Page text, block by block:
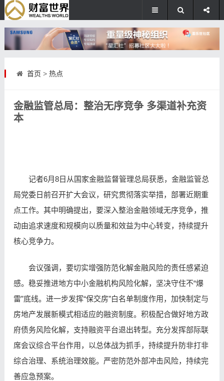
首页 > 热点
金融监管总局：整治无序竞争 多渠道补充资
本
记者6月8日从国家金融监督管理总局获悉，金融监管总
局党委日前召开扩大会议，研究贯彻落实举措，部署近期重
点工作。其中明确提出，要深入整治金融领域无序竞争，推
动由追求速度和规模向以质量和效益为中心转变，持续提升
核心竞争力。
会议强调，要切实增强防范化解金融风险的责任感紧迫
感。稳妥推进地方中小金融机构风险化解，坚决守住不“爆
雷”底线。进一步发挥“保交房”白名单制度作用，加快制定与
房地产发展新模式相适应的融资制度。积极配合做好地方政
府债务风险化解，支持融资平台退出转型。充分发挥部际联
席会议综合平台作用，以总体战为抓手，持续提升防非打非
综合治理、系统治理效能。严密防范外部冲击风险，持续完
善应急预案。